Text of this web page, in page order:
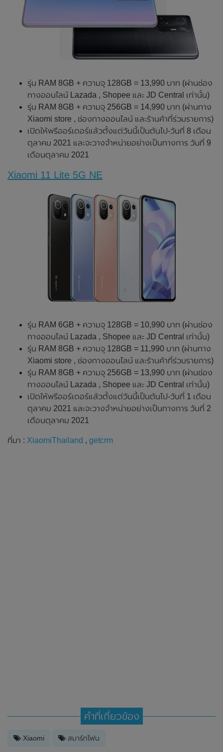
รุ่น RAM 8GB + ความจุ 128GB = 13,990 บาท (ผ่านช่อง
ทางออนไลน์ Lazada , Shopee และ JD Central เท่านั้น)
รุ่น RAM 8GB + ความจุ 256GB = 14,990 บาท (ผ่านทาง
Xiaomi store , ช่องทางออนไลน์ และร้านค้าที่ร่วมรายการ)
เปิดให้พรีออร์เดอร์แล้วตั้งแต่วันนี้เป็นต้นไป-วันที่ 8 เดือน
ตุลาคม 2021 และจะวางจำหน่ายอย่างเป็นทางการ วันที่ 9
เดือนตุลาคม 2021
Xiaomi 11 Lite 5G NE
รุ่น RAM 6GB + ความจุ 128GB = 10,990 บาท (ผ่านช่อง
ทางออนไลน์ Lazada , Shopee และ JD Central เท่านั้น)
รุ่น RAM 8GB + ความจุ 128GB = 11,990 บาท (ผ่านทาง
Xiaomi store , ช่องทางออนไลน์ และร้านค้าที่ร่วมรายการ)
รุ่น RAM 8GB + ความจุ 256GB = 13,990 บาท (ผ่านช่อง
ทางออนไลน์ Lazada , Shopee และ JD Central เท่านั้น)
เปิดให้พรีออร์เดอร์แล้วตั้งแต่วันนี้เป็นต้นไป-วันที่ 1 เดือน
ตุลาคม 2021 และจะวางจำหน่ายอย่างเป็นทางการ วันที่ 2
เดือนตุลาคม 2021
ที่มา : XiaomiThailand , getcrm
คำที่เกี่ยวข้อง
Xiaomi สมาร์ทโฟน